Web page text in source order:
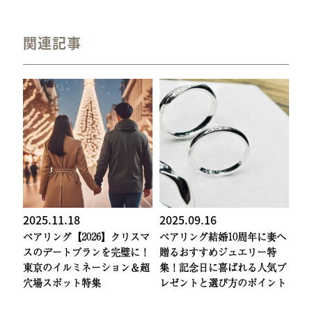
関連記事
2025.11.18
ペアリング 【2026】クリスマ
スのデートプランを完璧に！
東京のイルミネーション＆超
穴場スポット特集
2025.09.16
ペアリング結婚10周年に妻へ
贈るおすすめジュエリー特
集！記念日に喜ばれる人気プ
レゼントと選び方のポイント